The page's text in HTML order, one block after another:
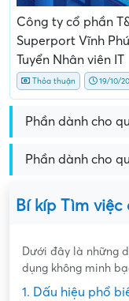
Công ty cổ phần
Superport Vĩnh
Tuyển Nhân viên IT
Thỏa thuận 19/10/
Phần dành cho
Phần dành cho
Bí kíp Tìm việc
Dưới đây là những
dụng không minh
1. Dấu hiệu phổ